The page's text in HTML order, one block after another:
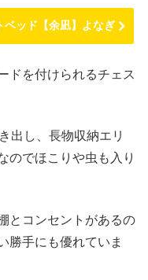
ベッド【余凪】よなぎ
ドを付けられるチェス
出し、長物収納エリ
のでほこりや虫も入り
とコンセントがあるの
勝手にも優れていま